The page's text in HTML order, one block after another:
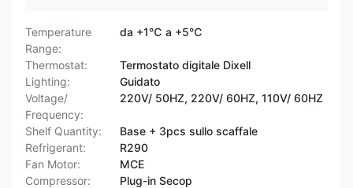
Temperature
Range:
da +1℃ a +5℃
Thermostat:
Termostato digitale Dixell
Lighting:
Guidato
Voltage/
Frequency:
220V/ 50HZ, 220V/ 60HZ, 110V/ 60HZ
Shelf Quantity:
Base + 3pcs sullo scaffale
Refrigerant:
R290
Fan Motor:
MCE
Compressor:
Plug-in Secop